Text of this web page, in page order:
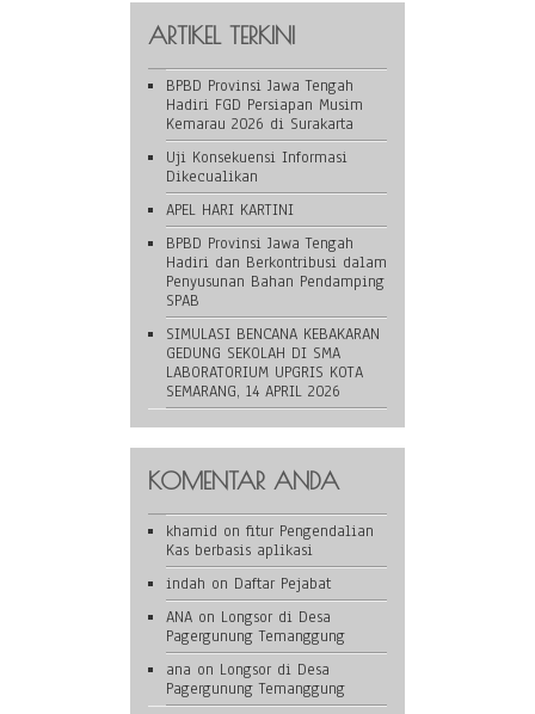
ARTIKEL TERKINI
BPBD Provinsi Jawa Tengah
Hadiri FGD Persiapan Musim
Kemarau 2026 di Surakarta
Uji Konsekuensi Informasi
Dikecualikan
APEL HARI KARTINI
BPBD Provinsi Jawa Tengah
Hadiri dan Berkontribusi dalam
Penyusunan Bahan Pendamping
SPAB
SIMULASI BENCANA KEBAKARAN
GEDUNG SEKOLAH DI SMA
LABORATORIUM UPGRIS KOTA
SEMARANG, 14 APRIL 2026
KOMENTAR ANDA
khamid on fitur Pengendalian
Kas berbasis aplikasi
indah on Daftar Pejabat
ANA on Longsor di Desa
Pagergunung Temanggung
ana on Longsor di Desa
Pagergunung Temanggung